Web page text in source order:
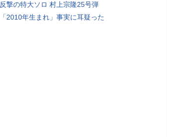
反撃の特大ソロ 村上宗隆25号弾
「2010年生まれ」事実に耳疑った